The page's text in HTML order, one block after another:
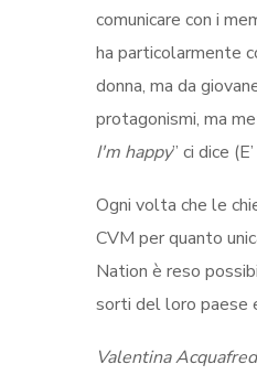
comunicare con i
ha particolarmente
donna, ma da
protagonismi, ma
Iʹm happy” ci dice
Ogni volta che le
CVM per quanto
Nation è reso
sorti del loro paese
Valentina